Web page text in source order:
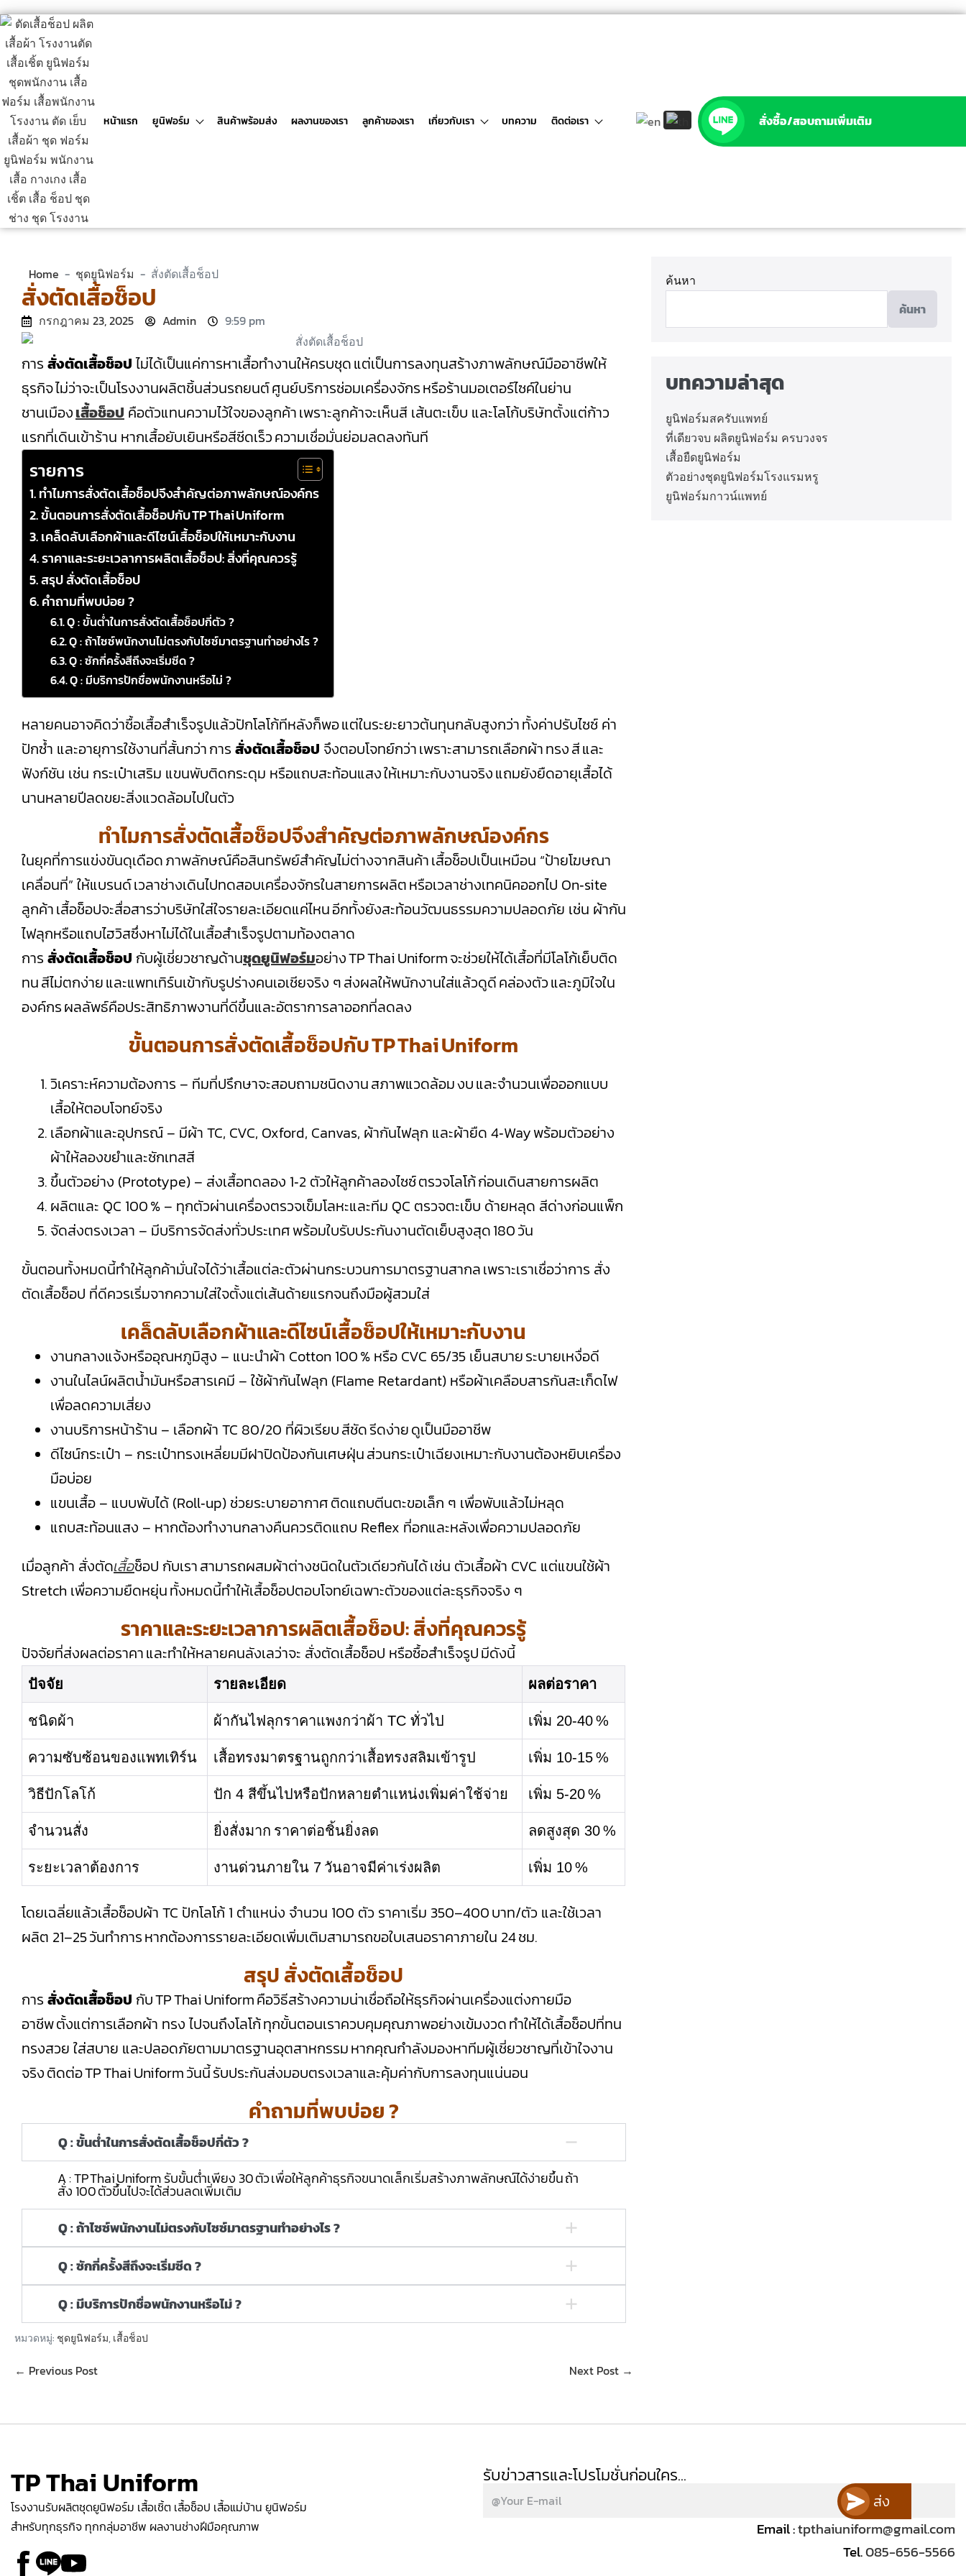
หน้าแรก ยูนิฟอร์ม สินค้าพร้อมส่ง ผลงานของเรา ลูกค้าของเรา เกี่ยวกับเรา บทความ ติดต่อเรา สั่งซื้อ/สอบถามเพิ่มเติม
Home - ชุดยูนิฟอร์ม - สั่งตัดเสื้อช็อป
สั่งตัดเสื้อช็อป
กรกฎาคม 23, 2025 Admin 9:59 pm
การ สั่งตัดเสื้อช็อปไม่ได้เป็นแค่การหาเสื้อทำงานให้ครบชุด แต่เป็นการลงทุนสร้างภาพลักษณ์มืออาชีพให้
ธุรกิจ ไม่ว่าจะเป็นโรงงานผลิตชิ้นส่วนรถยนต์ ศูนย์บริการซ่อมเครื่องจักร หรือร้านมอเตอร์ไซค์ในย่าน
ชานเมืองเสื้อช็อป คือตัวแทนความไว้ใจของลูกค้า เพราะลูกค้าจะเห็นสี เส้นตะเข็บ และโลโก้บริษัทตั้งแต่ก้าว
แรกที่เดินเข้าร้าน หากเสื้อยับเยินหรือสีซีดเร็ว ความเชื่อมั่นย่อมลดลงทันที
รายการ
ทำไมการสั่งตัดเสื้อช็อปจึงสำคัญต่อภาพลักษณ์องค์กร
ขั้นตอนการสั่งตัดเสื้อช็อปกับ TP Thai Uniform
เคล็ดลับเลือกผ้าและดีไซน์เสื้อช็อปให้เหมาะกับงาน
ราคาและระยะเวลาการผลิตเสื้อช็อป: สิ่งที่คุณควรรู้
สรุป สั่งตัดเสื้อช็อป
คำถามที่พบบ่อย ?
Q : ขั้นต่ำในการสั่งตัดเสื้อช็อปกี่ตัว ?
Q : ถ้าไซซ์พนักงานไม่ตรงกับไซซ์มาตรฐานทำอย่างไร ?
Q : ซักกี่ครั้งสีถึงจะเริ่มซีด ?
Q : มีบริการปักชื่อพนักงานหรือไม่ ?
หลายคนอาจคิดว่าซื้อเสื้อสำเร็จรูปแล้วปักโลโก้ทีหลังก็พอ แต่ในระยะยาวต้นทุนกลับสูงกว่า ทั้งค่าปรับไซซ์ ค่า
ปักซ้ำ และอายุการใช้งานที่สั้นกว่า การ สั่งตัดเสื้อช็อป จึงตอบโจทย์กว่า เพราะสามารถเลือกผ้า ทรง สี และ
ฟังก์ชัน เช่น กระเป๋าเสริม แขนพับติดกระดุม หรือแถบสะท้อนแสง ให้เหมาะกับงานจริง แถมยังยืดอายุเสื้อได้
นานหลายปีลดขยะสิ่งแวดล้อมไปในตัว
ทำไมการสั่งตัดเสื้อช็อปจึงสำคัญต่อภาพลักษณ์องค์กร
ในยุคที่การแข่งขันดุเดือด ภาพลักษณ์คือสินทรัพย์สำคัญไม่ต่างจากสินค้า เสื้อช็อปเป็นเหมือน “ป้ายโฆษณา
เคลื่อนที่” ให้แบรนด์ เวลาช่างเดินไปทดสอบเครื่องจักรในสายการผลิต หรือเวลาช่างเทคนิคออกไป On‑site
ลูกค้า เสื้อช็อปจะสื่อสารว่าบริษัทใส่ใจรายละเอียดแค่ไหน อีกทั้งยังสะท้อนวัฒนธรรมความปลอดภัย เช่น ผ้ากัน
ไฟลุกหรือแถบไฮวิสซึ่งหาไม่ได้ในเสื้อสำเร็จรูปตามท้องตลาด
การ สั่งตัดเสื้อช็อป กับผู้เชี่ยวชาญด้านชุดยูนิฟอร์มอย่าง TP Thai Uniform จะช่วยให้ได้เสื้อที่มีโลโก้เย็บติด
ทน สีไม่ตกง่าย และแพทเทิร์นเข้ากับรูปร่างคนเอเชียจริง ๆ ส่งผลให้พนักงานใส่แล้วดูดี คล่องตัว และภูมิใจใน
องค์กร ผลลัพธ์คือประสิทธิภาพงานที่ดีขึ้นและอัตราการลาออกที่ลดลง
ขั้นตอนการสั่งตัดเสื้อช็อปกับ TP Thai Uniform
วิเคราะห์ความต้องการ – ทีมที่ปรึกษาจะสอบถามชนิดงาน สภาพแวดล้อม งบ และจำนวนเพื่อออกแบบ
เสื้อให้ตอบโจทย์จริง
เลือกผ้าและอุปกรณ์ – มีผ้า TC, CVC, Oxford, Canvas, ผ้ากันไฟลุก และผ้ายืด 4‑Way พร้อมตัวอย่าง
ผ้าให้ลองขยำและซักเทสสี
ขึ้นตัวอย่าง (Prototype) – ส่งเสื้อทดลอง 1‑2 ตัวให้ลูกค้าลองไซซ์ ตรวจโลโก้ ก่อนเดินสายการผลิต
ผลิตและ QC 100 % – ทุกตัวผ่านเครื่องตรวจเข็มโลหะและทีม QC ตรวจตะเข็บ ด้ายหลุด สีด่างก่อนแพ็ก
จัดส่งตรงเวลา – มีบริการจัดส่งทั่วประเทศ พร้อมใบรับประกันงานตัดเย็บสูงสุด 180 วัน
ขั้นตอนทั้งหมดนี้ทำให้ลูกค้ามั่นใจได้ว่าเสื้อแต่ละตัวผ่านกระบวนการมาตรฐานสากล เพราะเราเชื่อว่าการ สั่ง
ตัดเสื้อช็อป ที่ดีควรเริ่มจากความใส่ใจตั้งแต่เส้นด้ายแรกจนถึงมือผู้สวมใส่
เคล็ดลับเลือกผ้าและดีไซน์เสื้อช็อปให้เหมาะกับงาน
งานกลางแจ้งหรืออุณหภูมิสูง – แนะนำผ้า Cotton 100 % หรือ CVC 65/35 เย็นสบาย ระบายเหงื่อดี
งานในไลน์ผลิตน้ำมันหรือสารเคมี – ใช้ผ้ากันไฟลุก (Flame Retardant) หรือผ้าเคลือบสารกันสะเก็ดไฟ
เพื่อลดความเสี่ยง
งานบริการหน้าร้าน – เลือกผ้า TC 80/20 ที่ผิวเรียบ สีชัด รีดง่าย ดูเป็นมืออาชีพ
ดีไซน์กระเป๋า – กระเป๋าทรงเหลี่ยมมีฝาปิดป้องกันเศษฝุ่น ส่วนกระเป๋าเฉียงเหมาะกับงานต้องหยิบเครื่อง
มือบ่อย
แขนเสื้อ – แบบพับได้ (Roll‑up) ช่วยระบายอากาศ ติดแถบตีนตะขอเล็ก ๆ เพื่อพับแล้วไม่หลุด
แถบสะท้อนแสง – หากต้องทำงานกลางคืนควรติดแถบ Reflex ที่อกและหลังเพื่อความปลอดภัย
เมื่อลูกค้า สั่งตัดเสื้อช็อป กับเรา สามารถผสมผ้าต่างชนิดในตัวเดียวกันได้ เช่น ตัวเสื้อผ้า CVC แต่แขนใช้ผ้า
Stretch เพื่อความยืดหยุ่น ทั้งหมดนี้ทำให้เสื้อช็อปตอบโจทย์เฉพาะตัวของแต่ละธุรกิจจริง ๆ
ราคาและระยะเวลาการผลิตเสื้อช็อป: สิ่งที่คุณควรรู้
ปัจจัยที่ส่งผลต่อราคา และทำให้หลายคนลังเลว่าจะ สั่งตัดเสื้อช็อป หรือซื้อสำเร็จรูป มีดังนี้
ปัจจัย รายละเอียด ผลต่อราคา
ชนิดผ้า ผ้ากันไฟลุกราคาแพงกว่าผ้า TC ทั่วไป เพิ่ม 20‑40 %
ความซับซ้อนของแพทเทิร์น เสื้อทรงมาตรฐานถูกกว่าเสื้อทรงสลิมเข้ารูป เพิ่ม 10‑15 %
วิธีปักโลโก้ ปัก 4 สีขึ้นไปหรือปักหลายตำแหน่งเพิ่มค่าใช้จ่าย เพิ่ม 5‑20 %
จำนวนสั่ง ยิ่งสั่งมาก ราคาต่อชิ้นยิ่งลด ลดสูงสุด 30 %
ระยะเวลาต้องการ งานด่วนภายใน 7 วันอาจมีค่าเร่งผลิต เพิ่ม 10 %
โดยเฉลี่ยแล้วเสื้อช็อปผ้า TC ปักโลโก้ 1 ตำแหน่ง จำนวน 100 ตัว ราคาเริ่ม 350–400 บาท/ตัว และใช้เวลา
ผลิต 21–25 วันทำการ หากต้องการรายละเอียดเพิ่มเติมสามารถขอใบเสนอราคาภายใน 24 ชม.
สรุป สั่งตัดเสื้อช็อป
การ สั่งตัดเสื้อช็อป กับ TP Thai Uniform คือวิธีสร้างความน่าเชื่อถือให้ธุรกิจผ่านเครื่องแต่งกายมือ
อาชีพ ตั้งแต่การเลือกผ้า ทรง ไปจนถึงโลโก้ ทุกขั้นตอนเราควบคุมคุณภาพอย่างเข้มงวด ทำให้ได้เสื้อช็อปที่ทน
ทรงสวย ใส่สบาย และปลอดภัยตามมาตรฐานอุตสาหกรรม หากคุณกำลังมองหาทีมผู้เชี่ยวชาญที่เข้าใจงาน
จริง ติดต่อ TP Thai Uniform วันนี้ รับประกันส่งมอบตรงเวลาและคุ้มค่ากับการลงทุนแน่นอน
คำถามที่พบบ่อย ?
Q : ขั้นต่ำในการสั่งตัดเสื้อช็อปกี่ตัว ?
A : TP Thai Uniform รับขั้นต่ำเพียง 30 ตัว เพื่อให้ลูกค้าธุรกิจขนาดเล็กเริ่มสร้างภาพลักษณ์ได้ง่ายขึ้น ถ้า
สั่ง 100 ตัวขึ้นไปจะได้ส่วนลดเพิ่มเติม
Q : ถ้าไซซ์พนักงานไม่ตรงกับไซซ์มาตรฐานทำอย่างไร ?
Q : ซักกี่ครั้งสีถึงจะเริ่มซีด ?
Q : มีบริการปักชื่อพนักงานหรือไม่ ?
หมวดหมู่: ชุดยูนิฟอร์ม,เสื้อช็อป
← Previous Post Next Post →
ค้นหา
ค้นหา
บทความล่าสุด
ยูนิฟอร์มสครับแพทย์
ที่เดียวจบ ผลิตยูนิฟอร์ม ครบวงจร
เสื้อยืดยูนิฟอร์ม
ตัวอย่างชุดยูนิฟอร์มโรงแรมหรู
ยูนิฟอร์มกาวน์แพทย์
TP Thai Uniform
โรงงานรับผลิตชุดยูนิฟอร์ม เสื้อเชิ้ต เสื้อช็อป เสื้อแม่บ้าน ยูนิฟอร์ม
สำหรับทุกธุรกิจ ทุกกลุ่มอาชีพ ผลงานช่างฝีมือคุณภาพ
รับข่าวสารและโปรโมชั่นก่อนใคร...
ส่ง
Email :tpthaiuniform@gmail.com
Tel.085-656-5566